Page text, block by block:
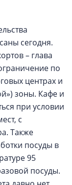
сегодня.
– глава
по
центрах и
зоны. Кафе и
при условии
с
Также
посуды в
95
посуды.